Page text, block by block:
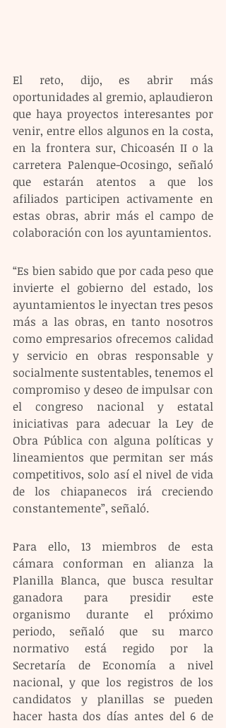
El reto, dijo, es abrir más
oportunidades al gremio, aplaudieron
que haya proyectos interesantes por
venir, entre ellos algunos en la costa,
en la frontera sur, Chicoasén II o la
carretera Palenque-Ocosingo, señaló
que estarán atentos a que los
afiliados participen activamente en
estas obras, abrir más el campo de
colaboración con los ayuntamientos.
“Es bien sabido que por cada peso que
invierte el gobierno del estado, los
ayuntamientos le inyectan tres pesos
más a las obras, en tanto nosotros
como empresarios ofrecemos calidad
y servicio en obras responsable y
socialmente sustentables, tenemos el
compromiso y deseo de impulsar con
el congreso nacional y estatal
iniciativas para adecuar la Ley de
Obra Pública con alguna políticas y
lineamientos que permitan ser más
competitivos, solo así el nivel de vida
de los chiapanecos irá creciendo
constantemente”, señaló.
Para ello, 13 miembros de esta
cámara conforman en alianza la
Planilla Blanca, que busca resultar
ganadora para presidir este
organismo durante el próximo
periodo, señaló que su marco
normativo está regido por la
Secretaría de Economía a nivel
nacional, y que los registros de los
candidatos y planillas se pueden
hacer hasta dos días antes del 6 de